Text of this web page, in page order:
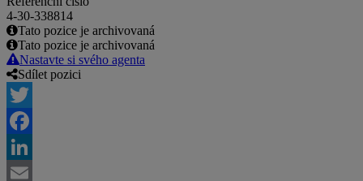
4-30-338814
Tato pozice je archivovaná
Tato pozice je archivovaná
Nastavte si svého agenta
Sdílet pozici
Twitter
Facebook
LinkedIn